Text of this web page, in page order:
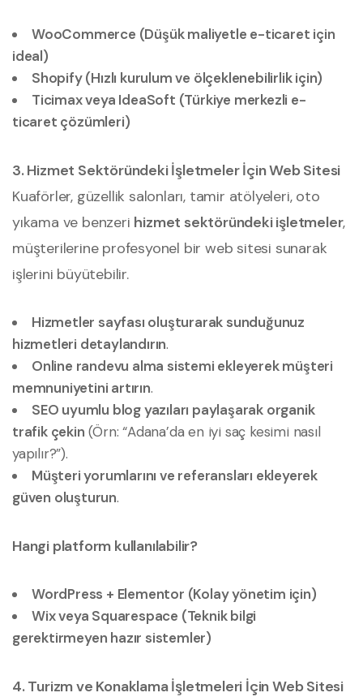
WooCommerce (Düşük maliyetle e-ticaret için
ideal)
Shopify (Hızlı kurulum ve ölçeklenebilirlik için)
Ticimax veya IdeaSoft (Türkiye merkezli e-
ticaret çözümleri)
3. Hizmet Sektöründeki İşletmeler İçin Web Sitesi
Kuaförler, güzellik salonları, tamir atölyeleri, oto
yıkama ve benzeri hizmet sektöründeki işletmeler,
müşterilerine profesyonel bir web sitesi sunarak
işlerini büyütebilir.
Hizmetler sayfası oluşturarak sunduğunuz
hizmetleri detaylandırın.
Online randevu alma sistemi ekleyerek müşteri
memnuniyetini artırın.
SEO uyumlu blog yazıları paylaşarak organik
trafik çekin (Örn: “Adana’da en iyi saç kesimi nasıl
yapılır?”).
Müşteri yorumlarını ve referansları ekleyerek
güven oluşturun.
Hangi platform kullanılabilir?
WordPress + Elementor (Kolay yönetim için)
Wix veya Squarespace (Teknik bilgi
gerektirmeyen hazır sistemler)
4. Turizm ve Konaklama İşletmeleri İçin Web Sitesi